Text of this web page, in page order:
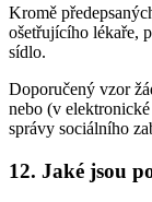
Kromě
ošetřujícího lékaře,
sídlo.
Doporučený vzor
nebo (v
správy sociálního
12. Jaké jsou